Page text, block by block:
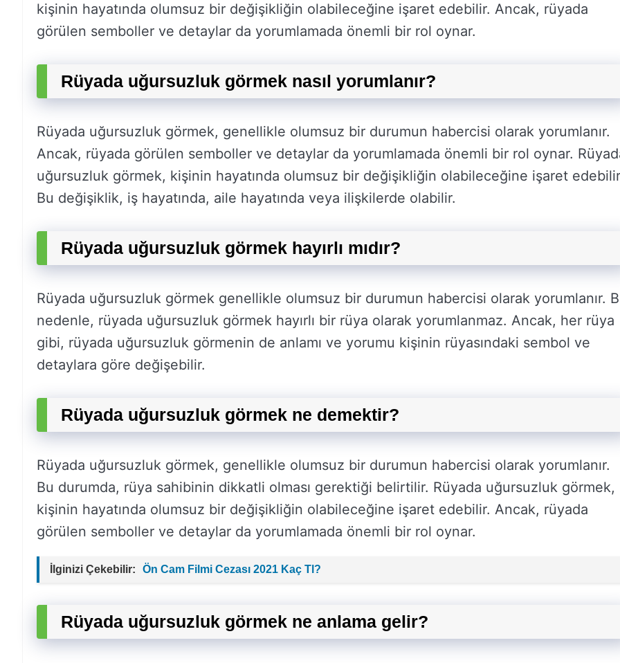
kişinin hayatında olumsuz bir değişikliğin olabileceğine işaret edebilir. Ancak, rüyada
görülen semboller ve detaylar da yorumlamada önemli bir rol oynar.
Rüyada uğursuzluk görmek nasıl yorumlanır?
Rüyada uğursuzluk görmek, genellikle olumsuz bir durumun habercisi olarak yorumlanır.
Ancak, rüyada görülen semboller ve detaylar da yorumlamada önemli bir rol oynar.
uğursuzluk görmek, kişinin hayatında olumsuz bir değişikliğin olabileceğine işaret
Bu değişiklik, iş hayatında, aile hayatında veya ilişkilerde olabilir.
Rüyada uğursuzluk görmek hayırlı mıdır?
Rüyada uğursuzluk görmek genellikle olumsuz bir durumun habercisi olarak yorumlanır.
nedenle, rüyada uğursuzluk görmek hayırlı bir rüya olarak yorumlanmaz. Ancak, her rüya
gibi, rüyada uğursuzluk görmenin de anlamı ve yorumu kişinin rüyasındaki sembol ve
detaylara göre değişebilir.
Rüyada uğursuzluk görmek ne demektir?
Rüyada uğursuzluk görmek, genellikle olumsuz bir durumun habercisi olarak yorumlanır.
Bu durumda, rüya sahibinin dikkatli olması gerektiği belirtilir. Rüyada uğursuzluk görmek,
kişinin hayatında olumsuz bir değişikliğin olabileceğine işaret edebilir. Ancak, rüyada
görülen semboller ve detaylar da yorumlamada önemli bir rol oynar.
İlginizi Çekebilir: Ön Cam Filmi Cezası 2021 Kaç Tl?
Rüyada uğursuzluk görmek ne anlama gelir?